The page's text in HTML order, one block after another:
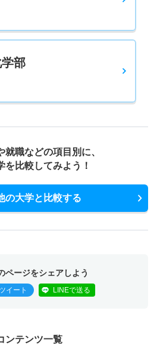
部
就職などの項目別に、
を比較してみよう！
の大学と比較する
ページをシェアしよう
ツイート LINEで送る
ンテンツ一覧